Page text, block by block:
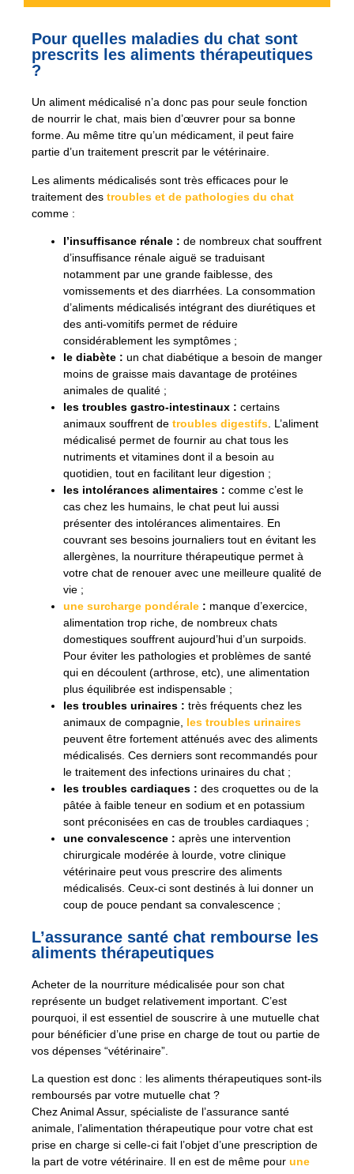
Pour quelles maladies du chat sont
prescrits les aliments thérapeutiques
?
Un aliment médicalisé n’a donc pas pour seule fonction
de nourrir le chat, mais bien d’œuvrer pour sa bonne
forme. Au même titre qu’un médicament, il peut faire
partie d’un traitement prescrit par le vétérinaire.
Les aliments médicalisés sont très efficaces pour le
traitement des troubles et de pathologies du chat
comme :
l’insuffisance rénale : de nombreux chat souffrent
d’insuffisance rénale aiguë se traduisant
notamment par une grande faiblesse, des
vomissements et des diarrhées. La consommation
d’aliments médicalisés intégrant des diurétiques et
des anti-vomitifs permet de réduire
considérablement les symptômes ;
le diabète : un chat diabétique a besoin de manger
moins de graisse mais davantage de protéines
animales de qualité ;
les troubles gastro-intestinaux : certains
animaux souffrent de troubles digestifs . L’aliment
médicalisé permet de fournir au chat tous les
nutriments et vitamines dont il a besoin au
quotidien, tout en facilitant leur digestion ;
les intolérances alimentaires : comme c’est le
cas chez les humains, le chat peut lui aussi
présenter des intolérances alimentaires. En
couvrant ses besoins journaliers tout en évitant les
allergènes, la nourriture thérapeutique permet à
votre chat de renouer avec une meilleure qualité de
vie ;
une surcharge pondérale : manque d’exercice,
alimentation trop riche, de nombreux chats
domestiques souffrent aujourd’hui d’un surpoids.
Pour éviter les pathologies et problèmes de santé
qui en découlent (arthrose, etc), une alimentation
plus équilibrée est indispensable ;
les troubles urinaires : très fréquents chez les
animaux de compagnie, les troubles urinaires
peuvent être fortement atténués avec des aliments
médicalisés. Ces derniers sont recommandés pour
le traitement des infections urinaires du chat ;
les troubles cardiaques : des croquettes ou de la
pâtée à faible teneur en sodium et en potassium
sont préconisées en cas de troubles cardiaques ;
une convalescence : après une intervention
chirurgicale modérée à lourde, votre clinique
vétérinaire peut vous prescrire des aliments
médicalisés. Ceux-ci sont destinés à lui donner un
coup de pouce pendant sa convalescence ;
L’assurance santé chat rembourse les
aliments thérapeutiques
Acheter de la nourriture médicalisée pour son chat
représente un budget relativement important. C’est
pourquoi, il est essentiel de souscrire à une mutuelle chat
pour bénéficier d’une prise en charge de tout ou partie de
vos dépenses “vétérinaire”.
La question est donc : les aliments thérapeutiques sont-ils
remboursés par votre mutuelle chat ?
Chez Animal Assur, spécialiste de l’assurance santé
animale, l’alimentation thérapeutique pour votre chat est
prise en charge si celle-ci fait l’objet d’une prescription de
la part de votre vétérinaire. Il en est de même pour une